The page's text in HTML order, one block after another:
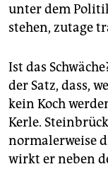
unter dem
stehen, zutage
Ist das
der Satz, dass,
kein Koch
Kerle.
normalerweise
wirkt er neben